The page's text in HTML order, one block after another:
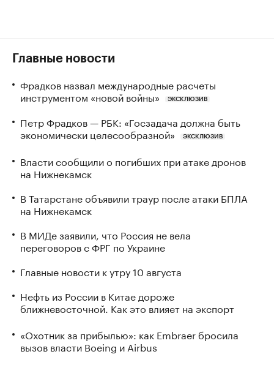
Главные новости
Фрадков назвал международные расчеты
инструментом «новой войны»
ЭКСКЛЮЗИВ
Петр Фрадков — РБК: «Госзадача должна быть
экономически целесообразной»
ЭКСКЛЮЗИВ
Власти сообщили о погибших при атаке дронов
на Нижнекамск
В Татарстане объявили траур после атаки БПЛА
на Нижнекамск
В МИДе заявили, что Россия не вела
переговоров с ФРГ по Украине
Главные новости к утру 10 августа
Нефть из России в Китае дороже
ближневосточной. Как это влияет на экспорт
«Охотник за прибылью»: как Embraer бросила
вызов власти Boeing и Airbus